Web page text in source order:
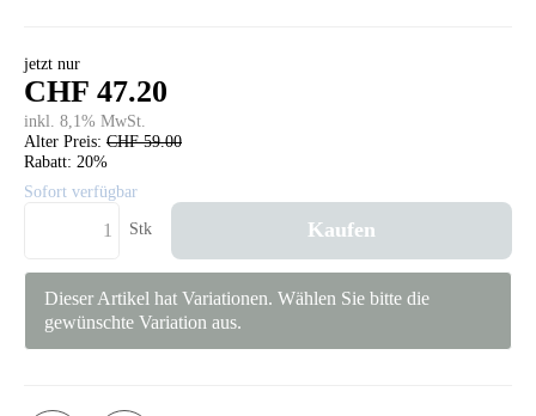
jetzt nur
CHF 47.20
inkl. 8,1% MwSt.
Alter Preis: CHF 59.00
Rabatt: 20%
Sofort verfügbar
Stk Kaufen
Dieser Artikel hat Variationen. Wählen Sie bitte die
gewünschte Variation aus.